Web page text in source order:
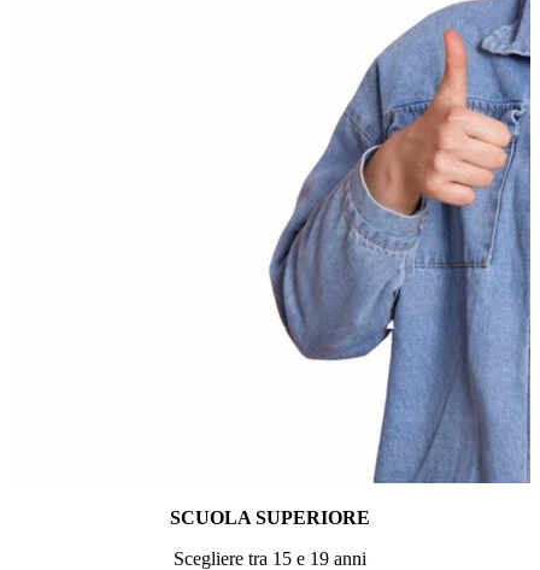
SCUOLA SUPERIORE
Scegliere tra 15 e 19 anni